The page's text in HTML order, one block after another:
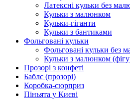
Латексні кульки без
Кульки з малюнком
Кульки-гіганти
Кульки з бантиками
Фольговані кульки
Фольговані кульки без
Кульки з малюнком
Прозорі з конфеті
Баблс (прозорі)
Коробка-сюрприз
Піньята у Києві